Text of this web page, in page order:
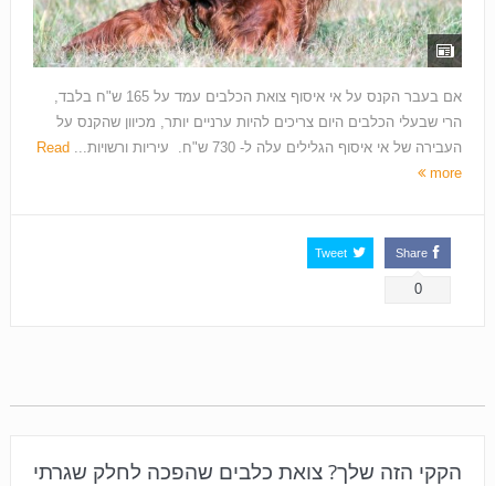
אם בעבר הקנס על אי איסוף צואת הכלבים עמד על 165 ש"ח בלבד,
הרי שבעלי הכלבים היום צריכים להיות ערניים יותר, מכיוון שהקנס על
העבירה של אי איסוף הגלילים עלה ל- 730 ש"ח. עיריות ורשויות...
Read
more
Share
0
Tweet
הקקי הזה שלך? צואת כלבים שהפכה לחלק שגרתי